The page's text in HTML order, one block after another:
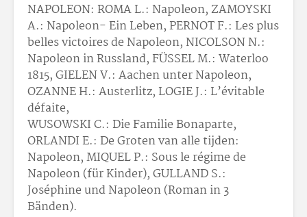
NAPOLEON: ROMA L.: Napoleon, ZAMOYSKI
A.: Napoleon- Ein Leben, PERNOT F.: Les plus
belles victoires de Napoleon, NICOLSON N.:
Napoleon in Russland, FÜSSEL M.: Waterloo
1815, GIELEN V.: Aachen unter Napoleon,
OZANNE H.: Austerlitz, LOGIE J.: L’évitable
défaite,
WUSOWSKI C.: Die Familie Bonaparte,
ORLANDI E.: De Groten van alle tijden:
Napoleon, MIQUEL P.: Sous le régime de
Napoleon (für Kinder), GULLAND S.:
Joséphine und Napoleon (Roman in 3
Bänden).